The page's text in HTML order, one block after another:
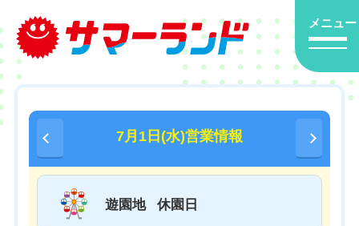
メニュー
7月1日(水)営業情報
遊園地 休園日